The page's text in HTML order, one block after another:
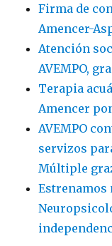
Firma de
Amencer-
Atención
AVEMPO,
Terapia
Amencer
AVEMPO
servizos
Múltiple
Estrenamos